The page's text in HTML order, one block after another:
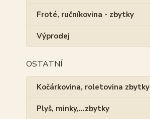
Froté, ručníkovina - zbytky
Výprodej
OSTATNÍ
Kočárkovina, roletovina zbytky
Plyš, minky,...zbytky